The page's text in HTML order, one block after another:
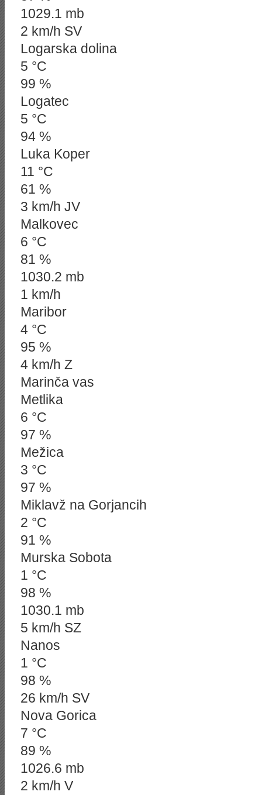
1029.1 mb
2 km/h SV
Logarska dolina
5 °C
99 %
Logatec
5 °C
94 %
Luka Koper
11 °C
61 %
3 km/h JV
Malkovec
6 °C
81 %
1030.2 mb
1 km/h
Maribor
4 °C
95 %
4 km/h Z
Marinča vas
Metlika
6 °C
97 %
Mežica
3 °C
97 %
Miklavž na Gorjancih
2 °C
91 %
Murska Sobota
1 °C
98 %
1030.1 mb
5 km/h SZ
Nanos
1 °C
98 %
26 km/h SV
Nova Gorica
7 °C
89 %
1026.6 mb
2 km/h V